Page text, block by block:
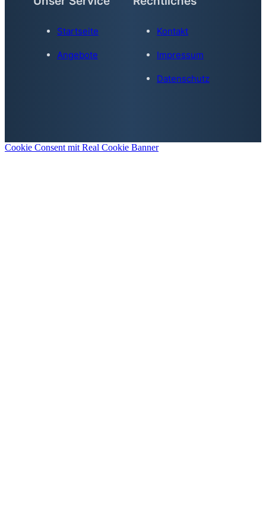
Startseite
Angebote
Kontakt
Impressum
Datenschutz
Cookie Consent mit Real Cookie Banner